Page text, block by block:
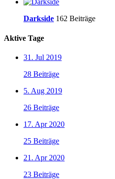
Darkside 162 Beiträge
Aktive Tage
31. Jul 2019
28 Beiträge
5. Aug 2019
26 Beiträge
17. Apr 2020
25 Beiträge
21. Apr 2020
23 Beiträge